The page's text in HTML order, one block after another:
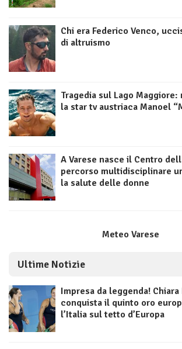
Chi era Federico Venco,
di altruismo
Tragedia sul Lago Maggiore:
la star tv austriaca Manoel
A Varese nasce il Centro
percorso multidisciplinare
la salute delle donne
Meteo Varese
Ultime Notizie
Impresa da leggenda!
conquista il quinto oro
l’Italia sul tetto d’Europa